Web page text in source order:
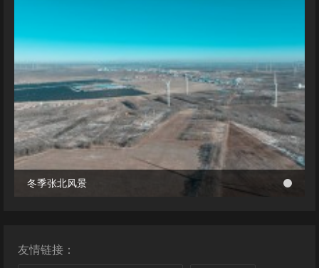
冬季张北风景
冬季张北风景
友情链接：